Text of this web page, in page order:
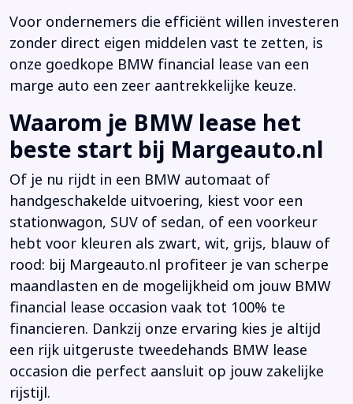
Voor ondernemers die efficiënt willen investeren
zonder direct eigen middelen vast te zetten, is
onze goedkope BMW financial lease van een
marge auto een zeer aantrekkelijke keuze.
Waarom je BMW lease het
beste start bij Margeauto.nl
Of je nu rijdt in een BMW automaat of
handgeschakelde uitvoering, kiest voor een
stationwagon, SUV of sedan, of een voorkeur
hebt voor kleuren als zwart, wit, grijs, blauw of
rood: bij Margeauto.nl profiteer je van scherpe
maandlasten en de mogelijkheid om jouw BMW
financial lease occasion vaak tot 100% te
financieren. Dankzij onze ervaring kies je altijd
een rijk uitgeruste tweedehands BMW lease
occasion die perfect aansluit op jouw zakelijke
rijstijl.